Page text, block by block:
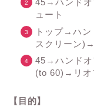
45→ハンド
ュート
トップ→ハ
スクリーン
45→ハンド
(to 60)→リオ
【目的】